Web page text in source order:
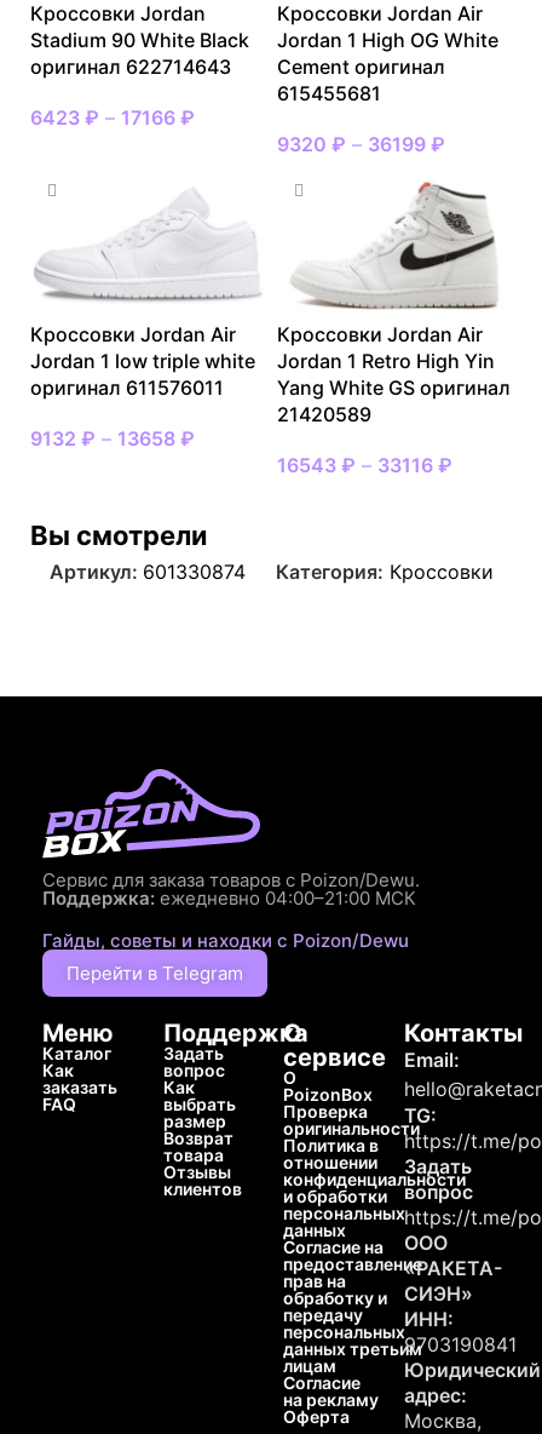
Кроссовки Jordan
Stadium 90 White Black
оригинал 622714643
6423 ₽ – 17166 ₽
Кроссовки Jordan Air
Jordan 1 High OG White
Cement оригинал
615455681
9320 ₽ – 36199 ₽
Кроссовки Jordan Air
Jordan 1 low triple white
оригинал 611576011
9132 ₽ – 13658 ₽
Кроссовки Jordan Air
Jordan 1 Retro High Yin
Yang White GS оригинал
21420589
16543 ₽ – 33116 ₽
Вы смотрели
Артикул: 601330874 Категория: Кроссовки
Сервис для заказа товаров с Poizon/Dewu.
Поддержка: ежедневно 04:00–21:00 МСК
Гайды, советы и находки с Poizon/Dewu
Перейти в Telegram
Меню
Каталог
Как
заказать
FAQ
Поддержка
Задать
вопрос
Как
выбрать
размер
Возврат
товара
Отзывы
клиентов
О
сервисе
О
PoizonBox
Проверка
оригинальности
Политика в
отношении
конфиденциальности
и обработки
персональных
данных
Согласие на
предоставление
прав на
обработку и
передачу
персональных
данных третьим
лицам
Согласие
на рекламу
Оферта
Контакты
Email:
TG:
https://t.me/
Задать
вопрос
https://t.me/
ООО
«РАКЕТА-
СИЭН»
ИНН:
9703190841
Юридический
адрес:
Москва,